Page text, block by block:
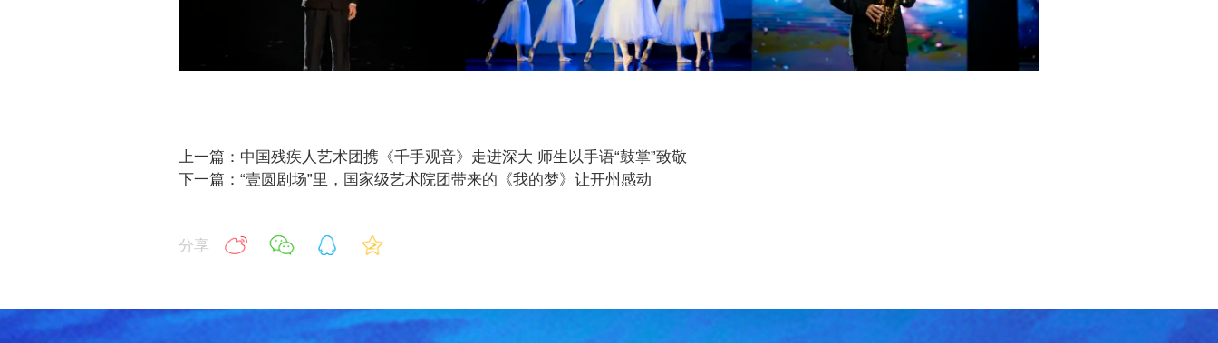
上一篇：中国残疾人艺术团携《千手观音》走进深大 师生以手语“鼓掌”致敬
下一篇：“壹圆剧场”里，国家级艺术院团带来的《我的梦》让开州感动
分享